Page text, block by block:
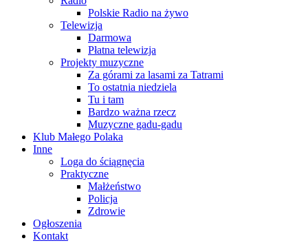
Polskie Radio na żywo
Telewizja
Darmowa
Płatna telewizja
Projekty muzyczne
Za górami za lasami za Tatrami
To ostatnia niedziela
Tu i tam
Bardzo ważna rzecz
Muzyczne gadu-gadu
Klub Małego Polaka
Inne
Loga do ściągnęcia
Praktyczne
Małżeństwo
Policja
Zdrowie
Ogłoszenia
Kontakt